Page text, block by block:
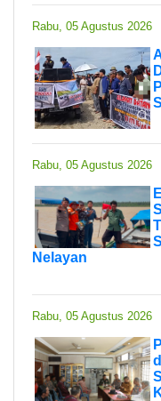
Rabu, 05 Agustus 2026
Rabu, 05 Agustus 2026
Nelayan
Rabu, 05 Agustus 2026